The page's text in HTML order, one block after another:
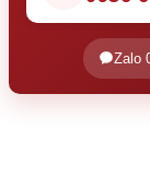
Zalo